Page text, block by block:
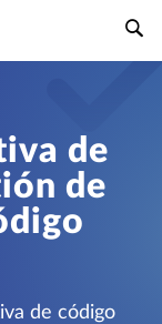
de
de
de código